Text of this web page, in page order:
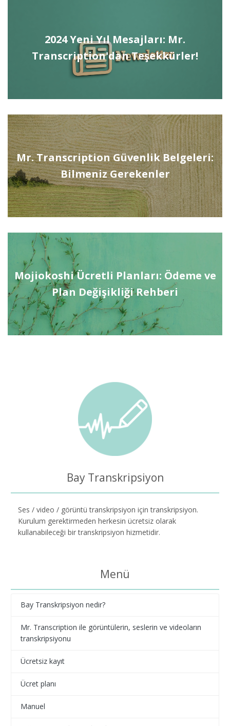
2024 Yeni Yıl Mesajları: Mr.
Transcription'dan Teşekkürler!
Mr. Transcription Güvenlik Belgeleri:
Bilmeniz Gerekenler
Mojiokoshi Ücretli Planları: Ödeme ve
Plan Değişikliği Rehberi
Bay Transkripsiyon
Ses / video / görüntü transkripsiyon için transkripsiyon.
Kurulum gerektirmeden herkesin ücretsiz olarak
kullanabileceği bir transkripsiyon hizmetidir.
Menü
Bay Transkripsiyon nedir?
Mr. Transcription ile görüntülerin, seslerin ve videoların
transkripsiyonu
Ücretsiz kayıt
Ücret planı
Manuel